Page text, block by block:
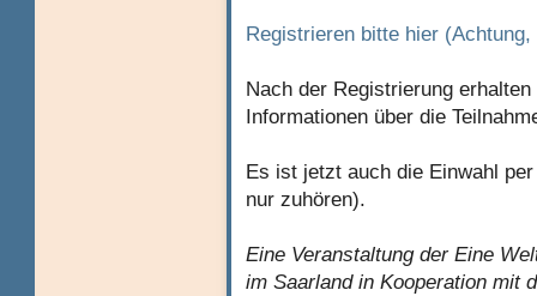
Registrieren bitte hier
Nach der Registrierung
Informationen über die
Es ist jetzt auch die Einwahl
nur zuhören).
Eine Veranstaltung der Eine
im Saarland in Kooperation mit